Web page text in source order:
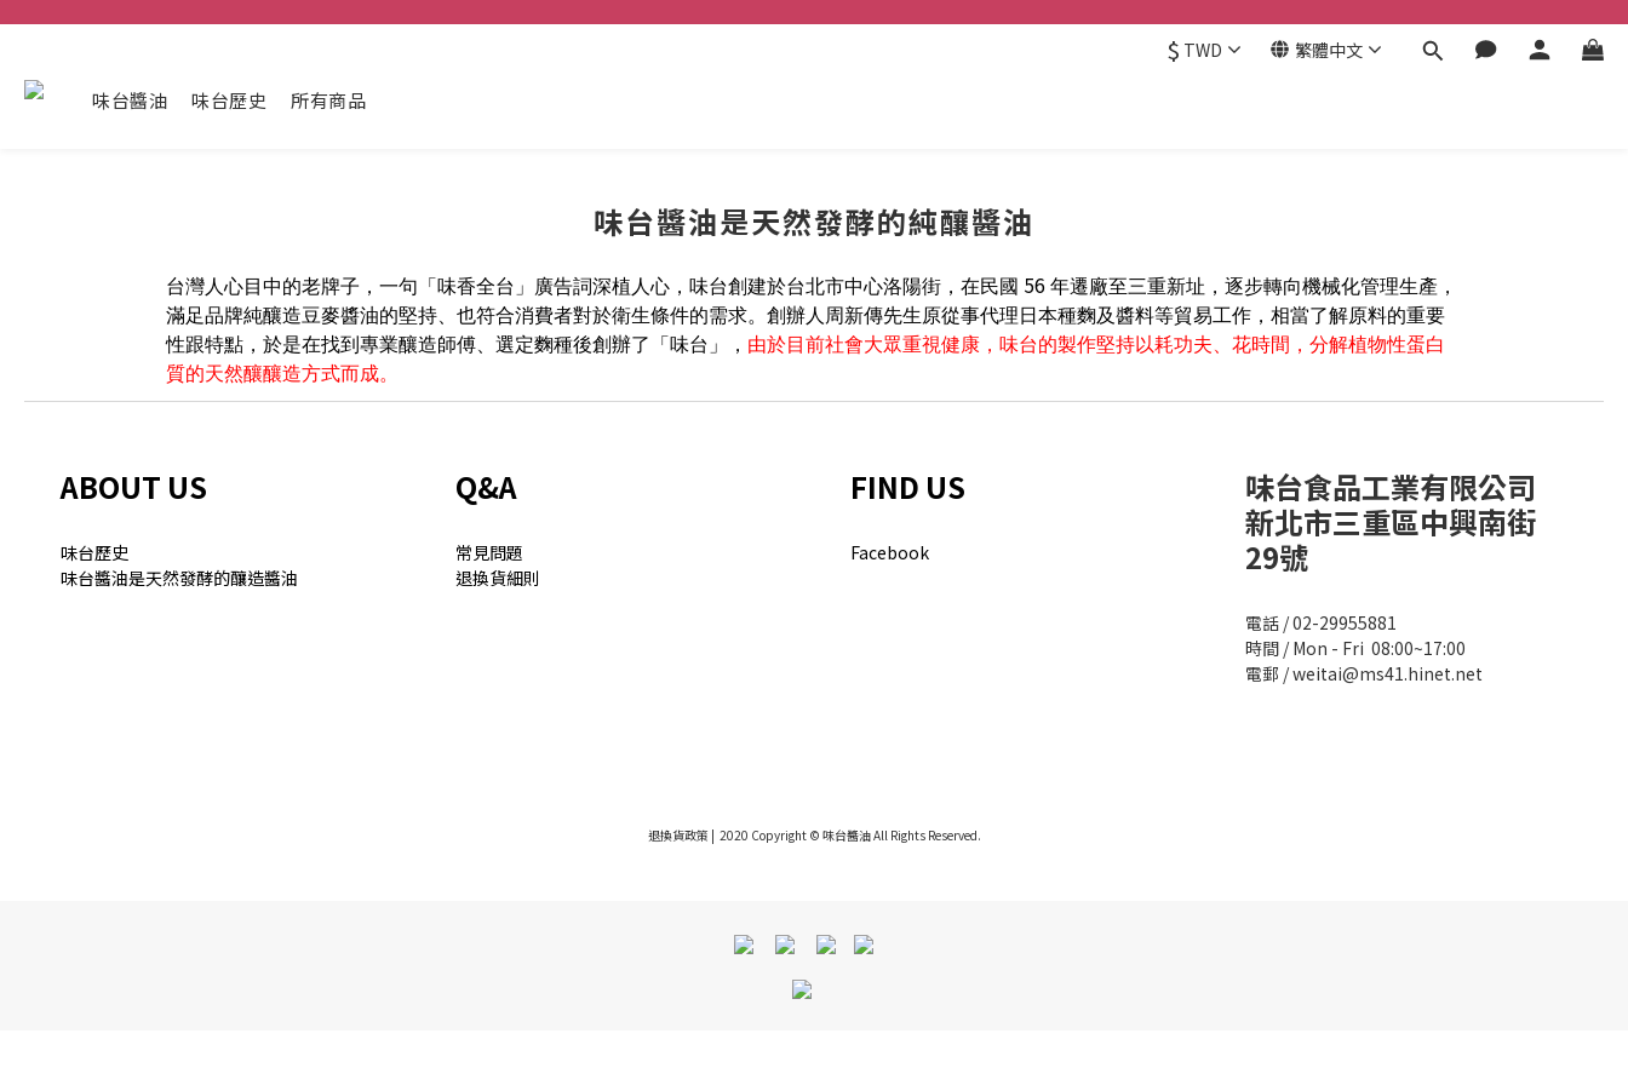
$ TWD 繁體中文
味台醬油 味台歷史 所有商品
味台醬油是天然發酵的純釀醬油
台灣人心目中的老牌子，一句「味香全台」廣告詞深植人心，味台創建於台北市中心洛陽街，在民國 56 年遷廠至三重新址，逐步轉向機械化管理生產，
滿足品牌純釀造豆麥醬油的堅持、也符合消費者對於衛生條件的需求。創辦人周新傳先生原從事代理日本種麴及醬料等貿易工作，相當了解原料的重要
性跟特點，於是在找到專業釀造師傅、選定麴種後創辦了「味台」， 由於目前社會大眾重視健康，味台的製作堅持以耗功夫 花時間 ， 分解植物性蛋白
質的天然釀釀造方式而成。
ABOUT US
味台歷史
味台醬油是天然發酵的釀造醬油
Q&A
常見問題
退換貨細則
FIND US
Facebook
味台食品工業有限公司
新北市三重區中興南街
29號
電話 / 02-29955881
時間 / Mon - Fri 08:00~17:00
電郵 / weitai@ms41.hinet.net
退換貨政策 | 2020 Copyright © 味台醬油 All Rights Reserved.